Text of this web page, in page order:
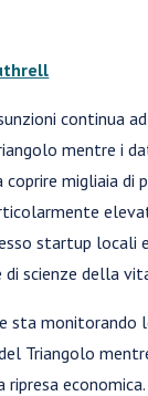
continua
mentre i
migliaia di
startup locali
di scienze della
sta monitorando
Triangolo
ripresa